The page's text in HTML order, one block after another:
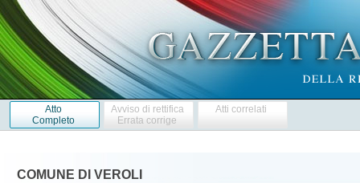
Atto
Completo
Avviso di rettifica
Errata corrige
Atti correlati
COMUNE DI VEROLI